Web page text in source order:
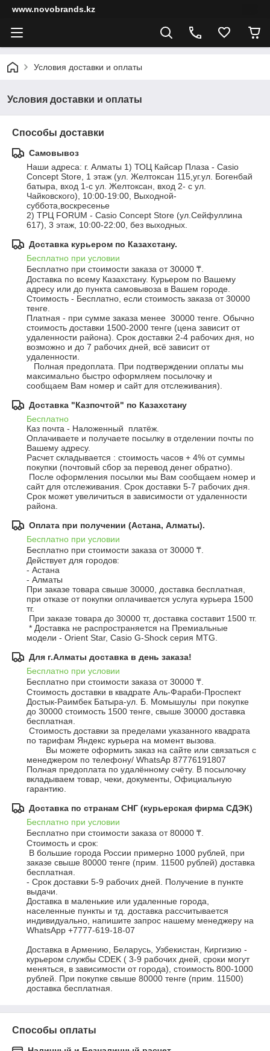
www.novobrands.kz
Условия доставки и оплаты
Условия доставки и оплаты
Способы доставки
Самовывоз
Наши адреса: г. Алматы 1) ТОЦ Кайсар Плаза - Casio
Concept Store, 1 этаж (ул. Желтоксан 115,уг.ул. Богенбай
батыра, вход 1-с ул. Желтоксан, вход 2- с ул.
Чайковского), 10:00-19:00, Выходной-
суббота,воскресенье
2) ТРЦ FORUM - Casio Concept Store (ул.Сейфуллина
617), 3 этаж, 10:00-22:00, без выходных.
Доставка курьером по Казахстану.
Бесплатно при условии
Бесплатно при стоимости заказа от 30000 ₸.
Доставка по всему Казахстану. Курьером по Вашему
адресу или до пункта самовывоза в Вашем городе.
Стоимость - Бесплатно, если стоимость заказа от 30000
тенге.
Платная - при сумме заказа менее  30000 тенге. Обычно
стоимость доставки 1500-2000 тенге (цена зависит от
удаленности района). Срок доставки 2-4 рабочих дня, но
возможно и до 7 рабочих дней, всё зависит от
удаленности.
максимально быстро оформляем посылочку и
сообщаем Вам номер и сайт для отслеживания).
Доставка "Казпочтой" по Казахстану
Бесплатно
Каз почта - Наложенный  платёж.
Оплачиваете и получаете посылку в отделении почты по
Вашему адресу.
Расчет складывается : стоимость часов + 4% от суммы
покупки (почтовый сбор за перевод денег обратно).
сайт для отслеживания. Срок доставки 5-7 рабочих дня.
Срок может увеличиться в зависимости от удаленности
района.
Оплата при получении (Астана, Алматы).
Бесплатно при условии
Бесплатно при стоимости заказа от 30000 ₸.
Действует для городов:
- Астана
- Алматы
При заказе товара свыше 30000, доставка бесплатная,
при отказе от покупки оплачивается услуга курьера 1500
тг.
модели - Orient Star, Casio G-Shock серия MTG.
Для г.Алматы доставка в день заказа!
Бесплатно при условии
Бесплатно при стоимости заказа от 30000 ₸.
Стоимость доставки в квадрате Аль-Фараби-Проспект
Достык-Раимбек Батыра-ул. Б. Момышулы  при покупке
до 30000 стоимость 1500 тенге, свыше 30000 доставка
бесплатная.
по тарифам Яндекс курьера на момент вызова.
менеджером по телефону/ WhatsAp 87776191807
Полная предоплата по удалённому счёту. В посылочку
вкладываем товар, чеки, документы, Официальную
гарантию.
Доставка по странам СНГ (курьерская фирма СДЭК)
Бесплатно при условии
Бесплатно при стоимости заказа от 80000 ₸.
Стоимость и срок:
заказе свыше 80000 тенге (прим. 11500 рублей) доставка
бесплатная.
- Срок доставки 5-9 рабочих дней. Получение в пункте
выдачи.
Доставка в маленькие или удаленные города,
населенные пункты и тд. доставка рассчитывается
индивидуально, напишите запрос нашему менеджеру на
WhatsApp +7777-619-18-07
Доставка в Армению, Беларусь, Узбекистан, Киргизию -
курьером службы CDEK ( 3-9 рабочих дней, сроки могут
меняться, в зависимости от города), стоимость 800-1000
рублей. При покупке свыше 80000 тенге (прим. 11500)
доставка бесплатная.
Способы оплаты